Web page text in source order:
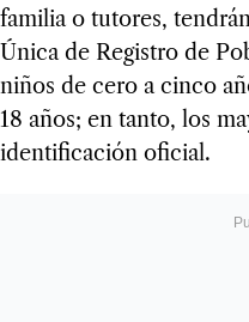
familia o tutores,
Única de Registro de
niños de cero a cinco
18 años; en tanto, los
identificación oficial.